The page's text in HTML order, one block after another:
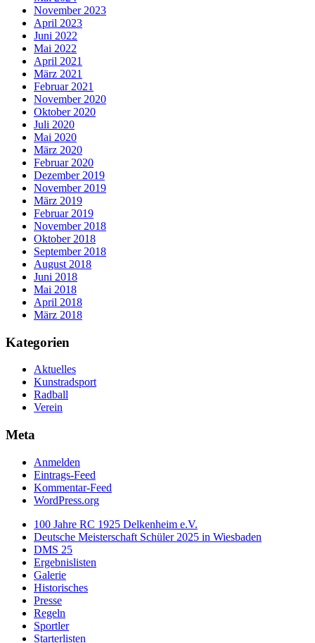
November 2023
April 2023
Juni 2022
Mai 2022
April 2021
März 2021
Februar 2021
November 2020
Oktober 2020
Juli 2020
Mai 2020
März 2020
Februar 2020
Dezember 2019
November 2019
März 2019
Februar 2019
November 2018
Oktober 2018
September 2018
August 2018
Juni 2018
Mai 2018
April 2018
März 2018
Kategorien
Aktuelles
Kunstradsport
Radball
Verein
Meta
Anmelden
Eintrags-Feed
Kommentar-Feed
WordPress.org
100 Jahre RC 1925 Delkenheim e.V.
Deutsche Meisterschaft Schüler 2025 in Wiesbaden
DMS 25
Ergebnislisten
Galerie
Historisches
Presse
Regeln
Sportler
Starterlisten